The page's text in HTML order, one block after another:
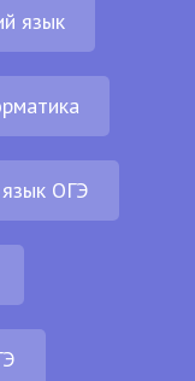
язык
язык ОГЭ